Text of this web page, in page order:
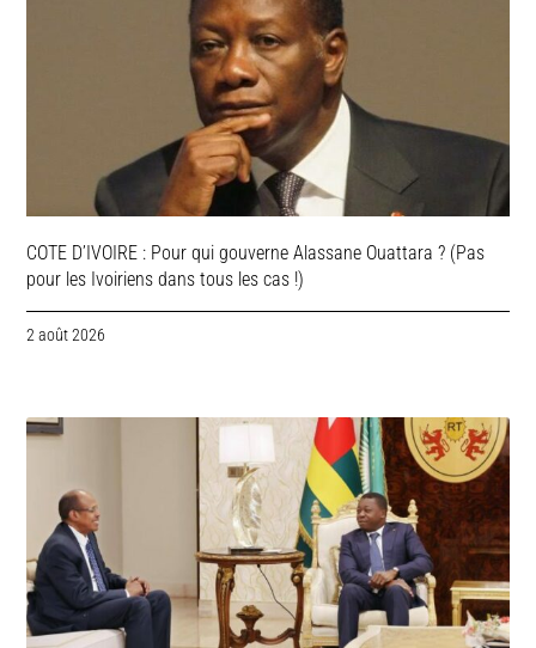
COTE D’IVOIRE : Pour qui gouverne Alassane Ouattara ? (Pas
pour les Ivoiriens dans tous les cas !)
2 août 2026